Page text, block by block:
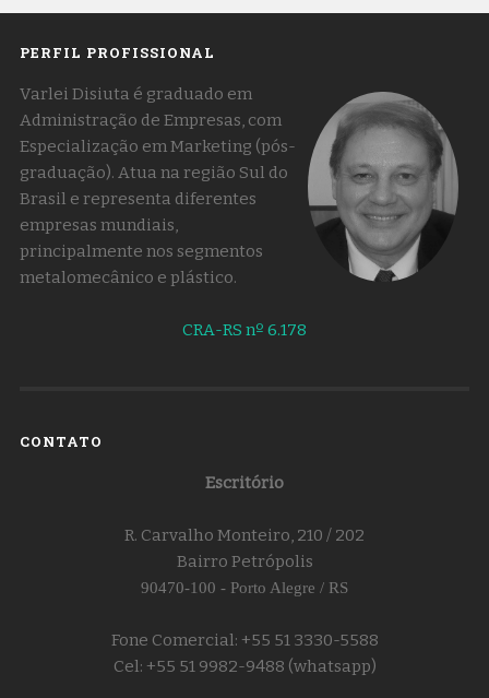
PERFIL PROFISSIONAL
Varlei Disiuta é graduado em
Administração de Empresas, com
Especialização em Marketing (pós-
graduação). Atua na região Sul do
Brasil e representa diferentes
empresas mundiais,
principalmente nos segmentos
metalomecânico e plástico.
CRA-RS nº 6.178
CONTATO
Escritório
R. Carvalho Monteiro, 210 / 202
Bairro Petrópolis
90470-100 - Porto Alegre / RS
Fone Comercial: +55 51 3330-5588
Cel: +55 51 9982-9488 (whatsapp)